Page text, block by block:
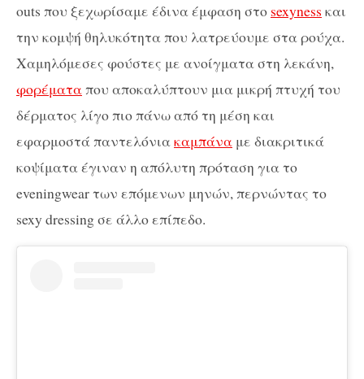
outs που ξεχωρίσαμε έδινα έμφαση στο sexyness και
την κομψή θηλυκότητα που λατρεύουμε στα ρούχα.
Χαμηλόμεσες φούστες με ανοίγματα στη λεκάνη,
φορέματαπου αποκαλύπτουν μια μικρή πτυχή του
δέρματος λίγο πιο πάνω από τη μέση και
εφαρμοστά παντελόνιακαμπάνα με διακριτικά
κοψίματα έγιναν η απόλυτη πρόταση για το
eveningwear των επόμενων μηνών, περνώντας το
sexy dressing σε άλλο επίπεδο.